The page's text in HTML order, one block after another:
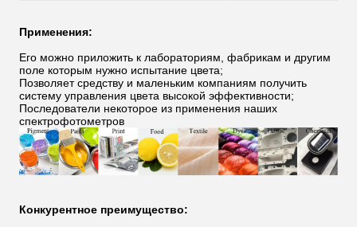
Применения:
Его можно приложить к лабораториям, фабрикам и другим
поле которым нужно испытание цвета;
Позволяет средству и маленьким компаниям получить
систему управления цвета высокой эффективности;
Последователи некоторое из применения наших
спектрофотометров
Конкурентное преимущество: